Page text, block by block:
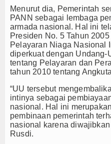
Menurut dia, Pemerintah
PANN sebagai lembaga
armada nasional. Hal ini
Presiden No. 5 Tahun
Pelayaran Niaga Nasional
diperkuat dengan Undang-
tentang Pelayaran dan
tahun 2010 tentang
“UU tersebut
intinya sebagai
nasional. Hal ini
pembinaan pemerintah
nasional karena
Rusdi.